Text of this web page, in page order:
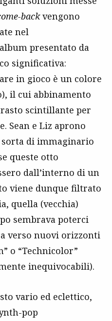
backvengono
nel
presentato da
significativa:
in gioco è un colore
il cui abbinamento
scintillante per
Sean e Liz aprono
di immaginario
queste otto
dall’interno di un
viene dunque filtrato
quella (vecchia)
sembrava poterci
verso nuovi orizzonti
o “Technicolor”
inequivocabili).
vario ed eclettico,
pop